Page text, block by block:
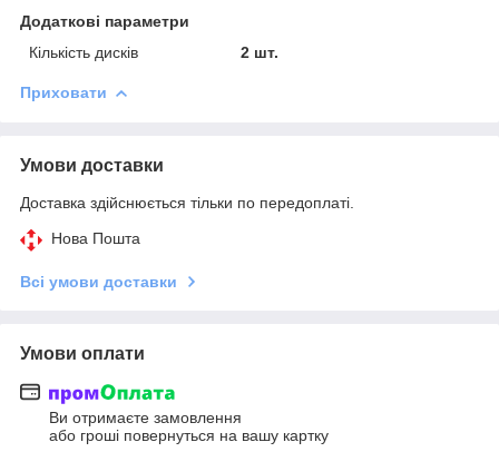
Додаткові параметри
Кількість дисків
2 шт.
Приховати
Умови доставки
Доставка здійснюється тільки по передоплаті.
Нова Пошта
Всі умови доставки
Умови оплати
Ви отримаєте замовлення
або гроші повернуться на вашу картку